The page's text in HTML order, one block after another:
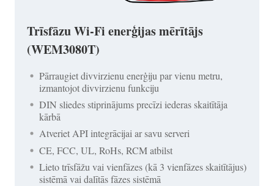
Trīsfāzu Wi-Fi enerģijas mērītājs
(WEM3080T)
Pārraugiet divvirzienu enerģiju par vienu metru,
izmantojot divvirzienu funkciju
DIN sliedes stiprinājums precīzi iederas skaitītāja
kārbā
Atveriet API integrācijai ar savu serveri
CE, FCC, UL, RoHs, RCM atbilst
Lieto trīsfāžu vai vienfāzes (kā 3 vienfāzes skaitītājus)
sistēmā vai dalītās fāzes sistēmā